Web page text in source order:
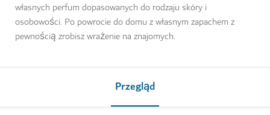
własnych perfum dopasowanych do rodzaju skóry i
osobowości. Po powrocie do domu z własnym zapachem z
pewnością zrobisz wrażenie na znajomych.
Przegląd